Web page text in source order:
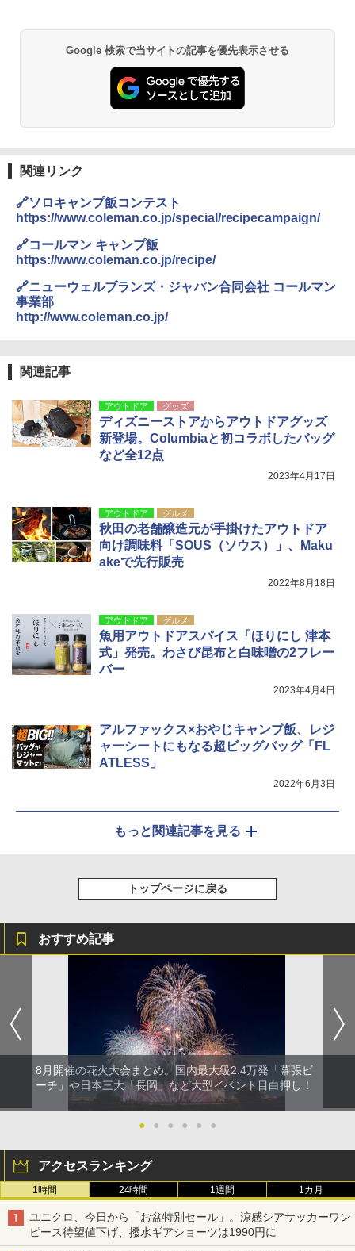
Google 検索で当サイトの記事を優先表示させる
関連リンク
🔗ソロキャンプ飯コンテスト
https://www.coleman.co.jp/special/recipecampaign/
🔗コールマン キャンプ飯
https://www.coleman.co.jp/recipe/
🔗ニューウェルブランズ・ジャパン合同会社 コールマン
事業部
http://www.coleman.co.jp/
関連記事
アウトドア グッズ
ディズニーストアからアウトドアグッズ
新登場。Columbiaと初コラボしたバッグ
など全12点
2023年4月17日
アウトドア グルメ
秋田の老舗醸造元が手掛けたアウトドア
向け調味料「SOUS（ソウス）」、Maku
akeで先行販売
2022年8月18日
アウトドア グルメ
魚用アウトドアスパイス「ほりにし 津本
式」発売。わさび昆布と白味噌の2フレー
バー
2023年4月4日
アルファックス×おやじキャンプ飯、レジ
ャーシートにもなる超ビッグバッグ「FL
ATLESS」
2022年6月3日
もっと関連記事を見る
トップページに戻る
おすすめ記事
8月開催の花火大会まとめ。国内最大級2.4万発「幕張ビ
ーチ」や日本三大「長岡」など大型イベント目白押し！
● ● ● ● ● ●
アクセスランキング
1時間 24時間 1週間 1カ月
ユニクロ、今日から「お盆特別セール」。涼感シアサッカーワン
ピース待望値下げ、撥水ギアショーツは1990円に